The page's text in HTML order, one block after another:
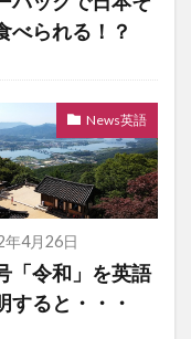
べられる！？
News英語
年4月26日
「令和」を英語
すると・・・